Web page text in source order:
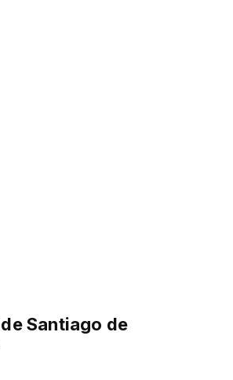
Santiago de